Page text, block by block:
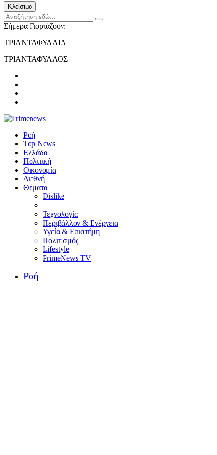
Κλείσιμο
Σήμερα Γιορτάζουν:
ΤΡΙΑΝΤΑΦΥΛΛΙΑ
ΤΡΙΑΝΤΑΦΥΛΛΟΣ
Ροή
Top News
Ελλάδα
Πολιτική
Οικονομία
Διεθνή
Θέματα
Dislike
Τεχνολογία
Περιβάλλον & Ενέργεια
Υγεία & Επιστήμη
Πολιτισμός
Lifestyle
PrimeNews TV
Ροή